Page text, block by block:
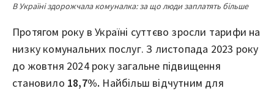
В Україні здорожчала комуналка: за що люди заплатять більше
Протягом року в Україні суттєво зросли тарифи на
низку комунальних послуг. З листопада 2023 року
до жовтня 2024 року загальне підвищення
становило 18,7%. Найбільш відчутним для